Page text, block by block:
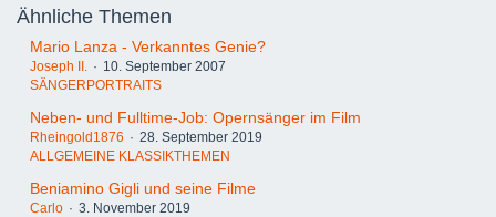
Ähnliche Themen
Mario Lanza - Verkanntes Genie?
Joseph II.
10. September 2007
SÄNGERPORTRAITS
Neben- und Fulltime-Job: Opernsänger im Film
Rheingold1876
28. September 2019
ALLGEMEINE KLASSIKTHEMEN
Beniamino Gigli und seine Filme
Carlo 3. November 2019